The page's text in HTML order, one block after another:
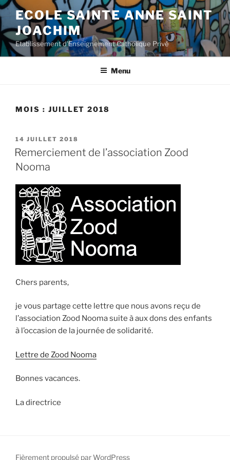
Aller
au
contenu
principal
ECOLE SAINTE ANNE SAINT
JOACHIM
Etablissement d'Enseignement Catholique Privé
Menu
MOIS : JUILLET 2018
PUBLIÉ
LE
14 JUILLET 2018
Remerciement de l’association Zood
Nooma
Chers parents,
je vous partage cette lettre que nous avons reçu de
l’association Zood Nooma suite à aux dons des enfants
à l’occasion de la journée de solidarité.
Lettre de Zood Nooma
Bonnes vacances.
La directrice
Fièrement propulsé par WordPress